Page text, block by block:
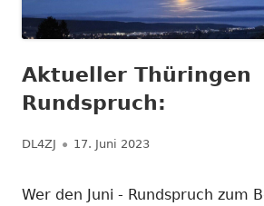
Aktueller Thüringen
Rundspruch:
Autor
DL4ZJ Veröffentlicht
17. Juni 2023
Wer den Juni - Rundspruch zum